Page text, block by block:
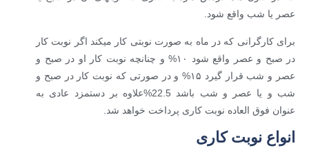
عصر یا شب واقع شود.
برای کارگرانی که در ماه به صورت نوبتی کار میکند اگر نوبت کار
در صبح و عصر واقع شود ۱۰% و چنانچه نوبت کار او در صبح و
عصر و شب قرار گیرد ۱۵% و در صورتی که نوبت کار در صبح و
شب و یا عصر و شب باشد 22.5%علاوه بر دستمزد عادی به
عنوان فوق العاده نوبت کاری پرداخت خواهد شد.
انواع نوبت کاری